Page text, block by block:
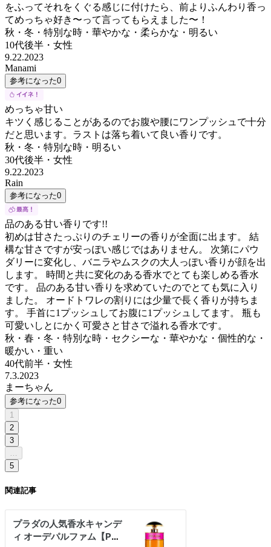
をふってそれをくぐる感じに付けたら、前よりふんわり香っ
てめっちゃ好き〜って言ってもらえました〜！
秋・冬・特別な時・華やかな・柔らかな・明るい
10代後半 ・ 女性
9.22.2023
Manami
参考になった0
めっちゃ甘い
キツく感じることがあるのでお腹や腰にワンプッシュで十分
だと思います。ラストは落ち着いて良い香りです。
秋・冬・特別な時・明るい
30代後半 ・ 女性
9.22.2023
Rain
参考になった0
品のある甘い香りです!!
初めは甘さたっぷりのチェリーの香りが全面に出ます。 結
構な甘さですが安っぽい感じではありません。 次第にパウ
ダリーに変化し、バニラやムスクの大人っぽい香りが顔を出
します。 時間と共に変化のある香水でとても楽しめる香水
です。 品のある甘い香りを求めていたのでとても気に入り
ました。 オードトワレの割りには少量で長く香りが持ちま
す。 手首に1プッシュしてお腹に1プッシュしてます。 瓶も
可愛いしとにかく可愛さと甘さで溢れる香水です。
秋・春・冬・特別な時・セクシーな・華やかな・個性的な・
暖かい・重い
40代前半 ・ 女性
7.3.2023
まーちゃん
参考になった0
1
2
3
5
関連記事